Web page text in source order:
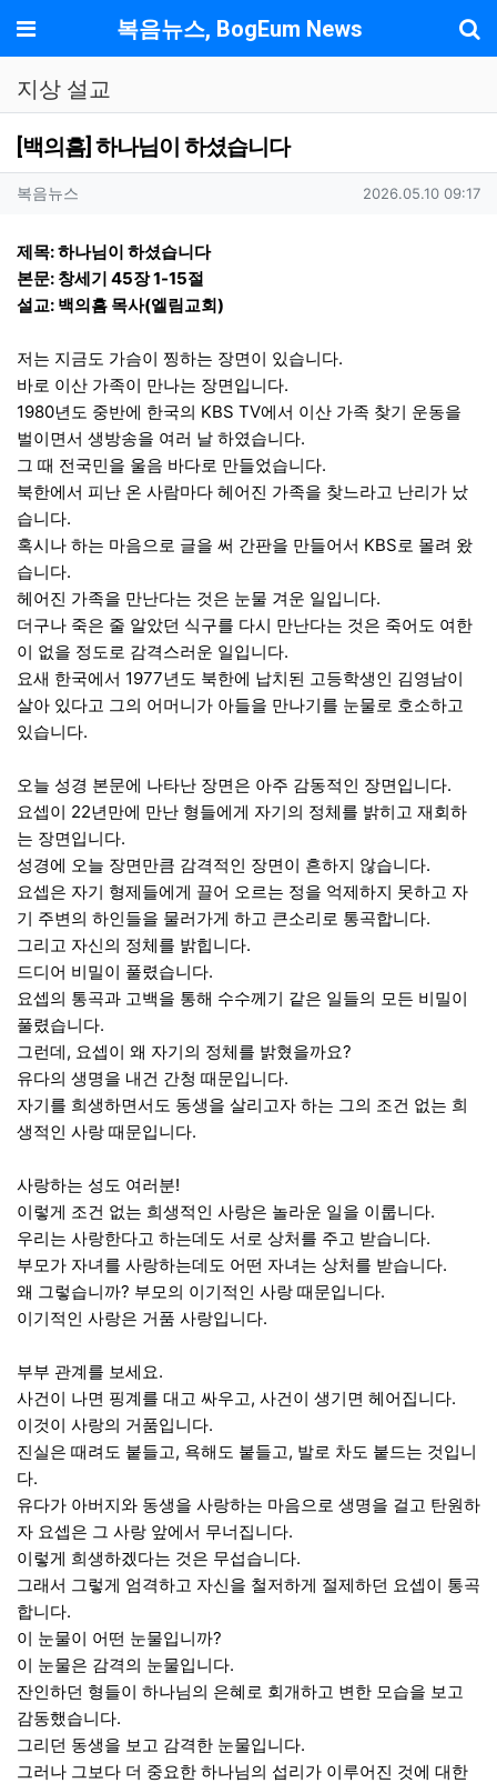
메뉴 복음뉴스, BogEum News
지상 설교
[백의흠] 하나님이 하셨습니다
작성자 정보
복음뉴스 작성일
2026.05.10 09:17
컨텐츠 정보
본문
제목: 하나님이 하셨습니다
본문: 창세기 45장 1-15절
설교: 백의흠 목사(엘림교회)
저는 지금도 가슴이 찡하는 장면이 있습니다.
바로 이산 가족이 만나는 장면입니다.
1980년도 중반에 한국의 KBS TV에서 이산 가족 찾기 운동을
벌이면서 생방송을 여러 날 하였습니다.
그 때 전국민을 울음 바다로 만들었습니다.
북한에서 피난 온 사람마다 헤어진 가족을 찾느라고 난리가 났
습니다.
혹시나 하는 마음으로 글을 써 간판을 만들어서 KBS로 몰려 왔
습니다.
헤어진 가족을 만난다는 것은 눈물 겨운 일입니다.
더구나 죽은 줄 알았던 식구를 다시 만난다는 것은 죽어도 여한
이 없을 정도로 감격스러운 일입니다.
요새 한국에서 1977년도 북한에 납치된 고등학생인 김영남이
살아 있다고 그의 어머니가 아들을 만나기를 눈물로 호소하고
있습니다.
오늘 성경 본문에 나타난 장면은 아주 감동적인 장면입니다.
요셉이 22년만에 만난 형들에게 자기의 정체를 밝히고 재회하
는 장면입니다.
성경에 오늘 장면만큼 감격적인 장면이 흔하지 않습니다.
요셉은 자기 형제들에게 끌어 오르는 정을 억제하지 못하고 자
기 주변의 하인들을 물러가게 하고 큰소리로 통곡합니다.
그리고 자신의 정체를 밝힙니다.
드디어 비밀이 풀렸습니다.
요셉의 통곡과 고백을 통해 수수께기 같은 일들의 모든 비밀이
풀렸습니다.
그런데, 요셉이 왜 자기의 정체를 밝혔을까요?
유다의 생명을 내건 간청 때문입니다.
자기를 희생하면서도 동생을 살리고자 하는 그의 조건 없는 희
생적인 사랑 때문입니다.
사랑하는 성도 여러분!
이렇게 조건 없는 희생적인 사랑은 놀라운 일을 이룹니다.
우리는 사랑한다고 하는데도 서로 상처를 주고 받습니다.
부모가 자녀를 사랑하는데도 어떤 자녀는 상처를 받습니다.
왜 그렇습니까? 부모의 이기적인 사랑 때문입니다.
이기적인 사랑은 거품 사랑입니다.
부부 관계를 보세요.
사건이 나면 핑계를 대고 싸우고, 사건이 생기면 헤어집니다.
이것이 사랑의 거품입니다.
진실은 때려도 붙들고, 욕해도 붙들고, 발로 차도 붙드는 것입니
다.
유다가 아버지와 동생을 사랑하는 마음으로 생명을 걸고 탄원하
자 요셉은 그 사랑 앞에서 무너집니다.
이렇게 희생하겠다는 것은 무섭습니다.
그래서 그렇게 엄격하고 자신을 철저하게 절제하던 요셉이 통곡
합니다.
이 눈물이 어떤 눈물입니까?
이 눈물은 감격의 눈물입니다.
잔인하던 형들이 하나님의 은혜로 회개하고 변한 모습을 보고
감동했습니다.
그리던 동생을 보고 감격한 눈물입니다.
그러나 그보다 더 중요한 하나님의 섭리가 이루어진 것에 대한